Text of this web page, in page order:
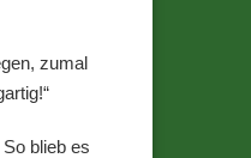
zumal
blieb es